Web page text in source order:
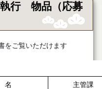
執行 物品（応募
をご覧いただけます
名 主管課